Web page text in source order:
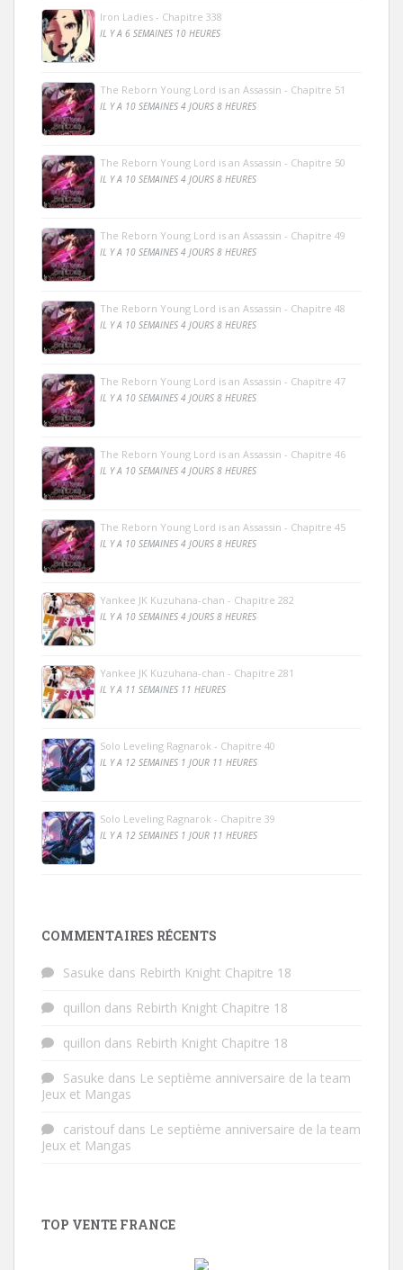
Iron Ladies - Chapitre 338
IL Y A 6 SEMAINES 10 HEURES
The Reborn Young Lord is an Assassin - Chapitre 51
IL Y A 10 SEMAINES 4 JOURS 8 HEURES
The Reborn Young Lord is an Assassin - Chapitre 50
IL Y A 10 SEMAINES 4 JOURS 8 HEURES
The Reborn Young Lord is an Assassin - Chapitre 49
IL Y A 10 SEMAINES 4 JOURS 8 HEURES
The Reborn Young Lord is an Assassin - Chapitre 48
IL Y A 10 SEMAINES 4 JOURS 8 HEURES
The Reborn Young Lord is an Assassin - Chapitre 47
IL Y A 10 SEMAINES 4 JOURS 8 HEURES
The Reborn Young Lord is an Assassin - Chapitre 46
IL Y A 10 SEMAINES 4 JOURS 8 HEURES
The Reborn Young Lord is an Assassin - Chapitre 45
IL Y A 10 SEMAINES 4 JOURS 8 HEURES
Yankee JK Kuzuhana-chan - Chapitre 282
IL Y A 10 SEMAINES 4 JOURS 8 HEURES
Yankee JK Kuzuhana-chan - Chapitre 281
IL Y A 11 SEMAINES 11 HEURES
Solo Leveling Ragnarok - Chapitre 40
IL Y A 12 SEMAINES 1 JOUR 11 HEURES
Solo Leveling Ragnarok - Chapitre 39
IL Y A 12 SEMAINES 1 JOUR 11 HEURES
COMMENTAIRES RÉCENTS
Sasuke dans Rebirth Knight Chapitre 18
quillon dans Rebirth Knight Chapitre 18
quillon dans Rebirth Knight Chapitre 18
Sasuke dans Le septième anniversaire de la team
Jeux et Mangas
caristoufdans Le septième anniversaire de la team
Jeux et Mangas
TOP VENTE FRANCE